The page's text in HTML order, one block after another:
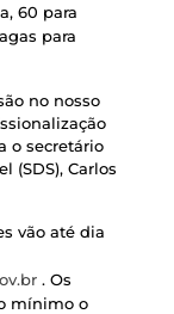
60 para
para
no nosso
o secretário
(SDS), Carlos
vão até dia
. Os
mínimo o